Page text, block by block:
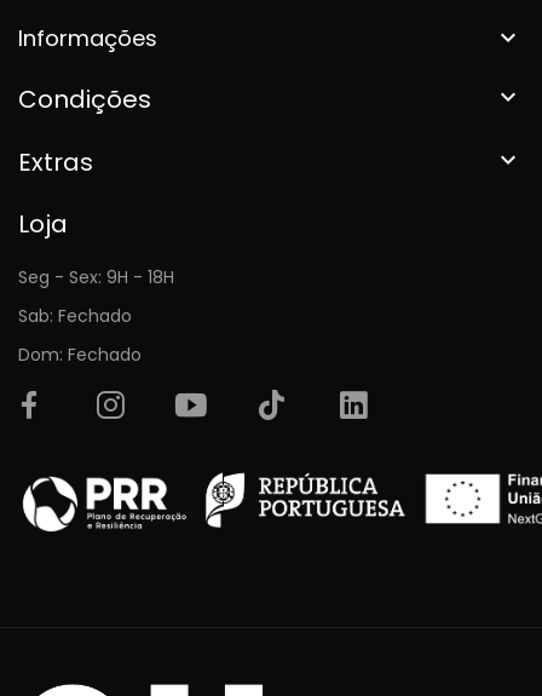
Informações 
Condições 
Extras 
Loja
Seg - Sex: 9H - 18H
Sab: Fechado
Dom: Fechado